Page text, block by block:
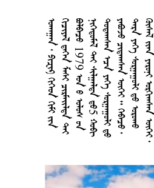



























































1
9
7
9































5
































































































































































